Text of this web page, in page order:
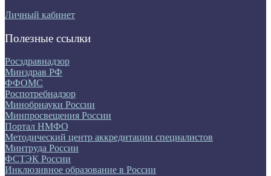
Личный кабинет
Полезные ссылки
Росздравнадзор
Минздрав РФ
ФФОМС
Роспотребнадзор
Минобрнауки России
Минпросвещения России
Портал НМФО
Методический центр аккредитации специалистов
Минтруда России
ФСТЭК России
Инклюзивное образование в России